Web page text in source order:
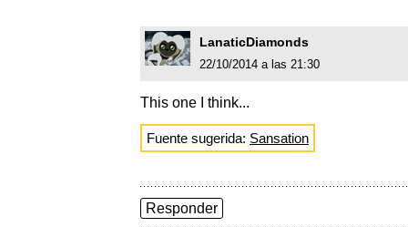
LanaticDiamonds
22/10/2014 a las 21:30
This one I think...
Fuente sugerida: Sansation
Responder